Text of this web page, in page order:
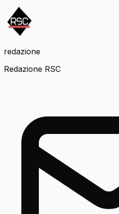
redazione
Redazione RSC